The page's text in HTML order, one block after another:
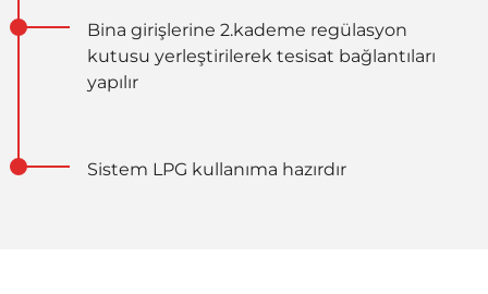
Bina girişlerine 2.kademe regülasyon
kutusu yerleştirilerek tesisat bağlantıları
yapılır
Sistem LPG kullanıma hazırdır